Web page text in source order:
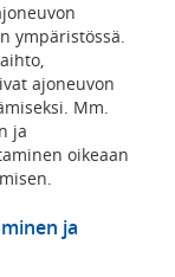
ympäristössä.
ajoneuvon
Mm.
ja
oikeaan
ja